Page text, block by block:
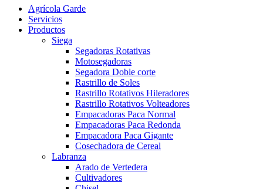
Agrícola Garde
Servicios
Productos
Siega
Segadoras Rotativas
Motosegadoras
Segadora Doble corte
Rastrillo de Soles
Rastrillo Rotativos Hileradores
Rastrillo Rotativos Volteadores
Empacadoras Paca Normal
Empacadoras Paca Redonda
Empacadora Paca Gigante
Cosechadora de Cereal
Labranza
Arado de Vertedera
Cultivadores